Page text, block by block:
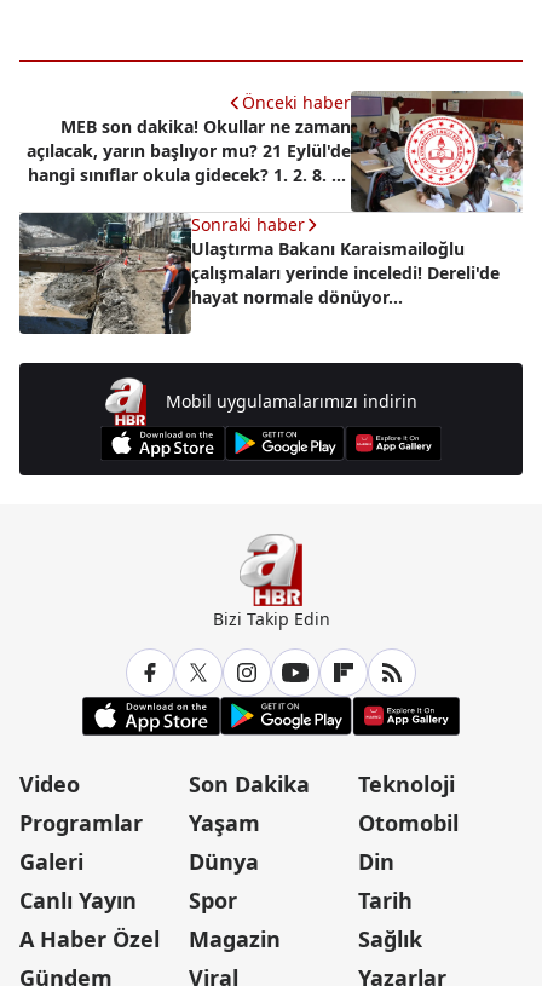
Önceki haber
MEB son dakika! Okullar ne zaman
açılacak, yarın başlıyor mu? 21 Eylül'de
hangi sınıflar okula gidecek? 1. 2. 8. ve
Sonraki haber
Ulaştırma Bakanı Karaismailoğlu
çalışmaları yerinde inceledi! Dereli'de
hayat normale dönüyor...
Mobil uygulamalarımızı indirin
Bizi Takip Edin
Video
Programlar
Galeri
Canlı Yayın
A Haber Özel
Gündem
Son Dakika
Yaşam
Dünya
Spor
Magazin
Viral
Teknoloji
Otomobil
Din
Tarih
Sağlık
Yazarlar